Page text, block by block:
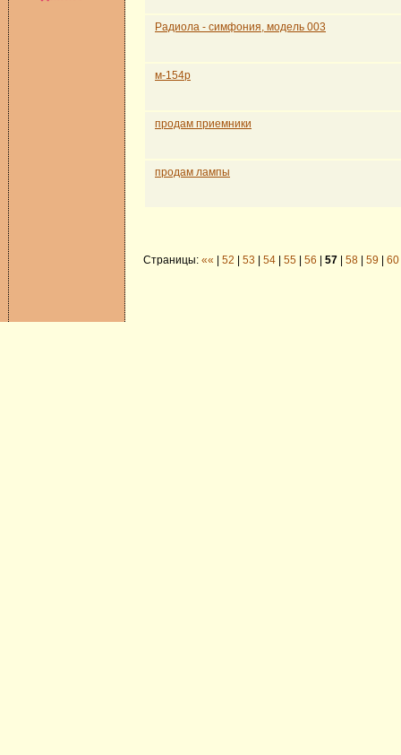
Радиола - симфония, модель 003
м-154р
продам приемники
продам лампы
Страницы: «« 52 53 54 55 56 57 58 59 60